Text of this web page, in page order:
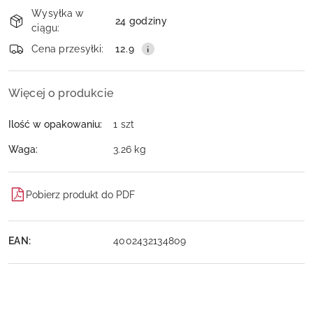
i
dostawa
Wysyłka w
ciągu:
24 godziny
Cena przesyłki: 12.9
Więcej o produkcie
Ilość w opakowaniu: 1 szt
Waga: 3.26 kg
Pobierz produkt do PDF
EAN: 4002432134809